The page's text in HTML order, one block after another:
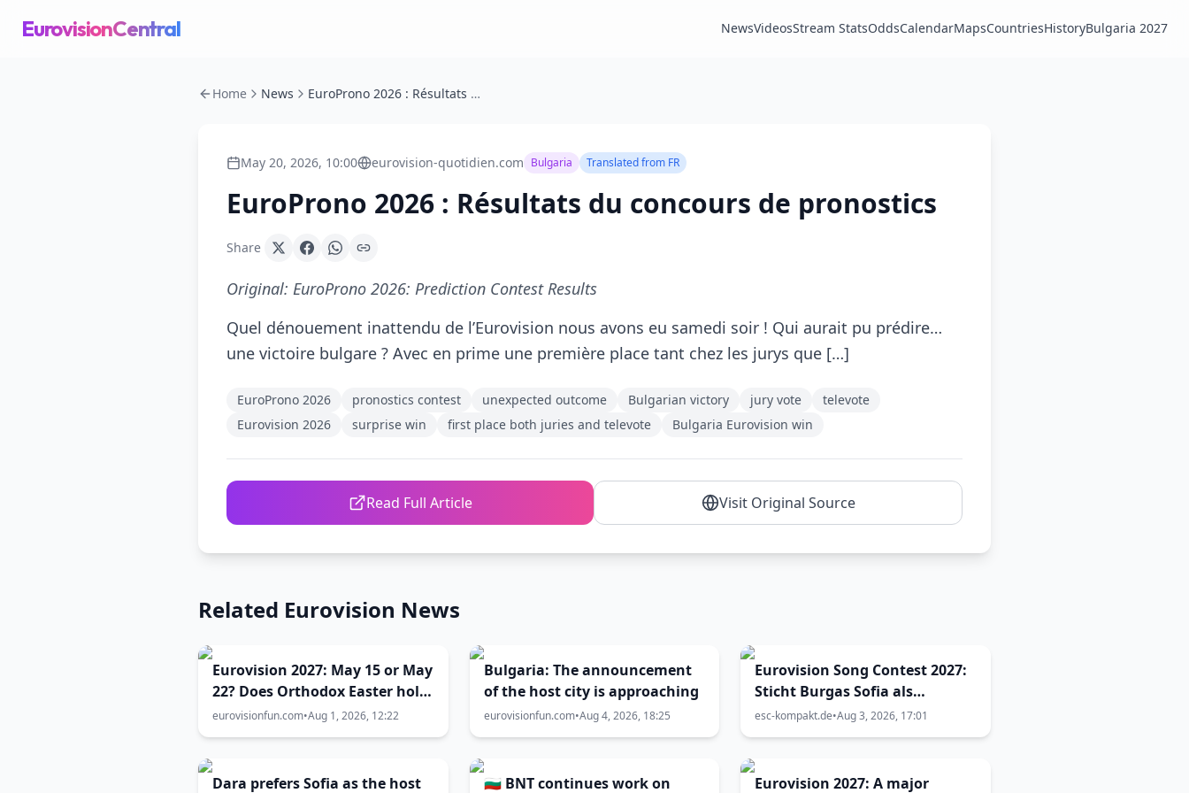
EurovisionCentral NewsVideosStream StatsOddsCalendarMapsCountriesHistoryBulgaria 2027
Home News EuroProno 2026 : Résultats du concours de pronostics
May 20, 2026, 10:00 eurovision-quotidien.com Bulgaria Translated from FR
EuroProno 2026 : Résultats du concours de pronostics
Share
Original: EuroProno 2026: Prediction Contest Results
Quel dénouement inattendu de l’Eurovision nous avons eu samedi soir ! Qui aurait pu prédire…
une victoire bulgare ? Avec en prime une première place tant chez les jurys que […]
EuroProno 2026 pronostics contest unexpected outcome Bulgarian victory jury vote
televote
Eurovision 2026
surprise win first place both juries and televote Bulgaria Eurovision win
Read Full Article Visit Original Source
Related Eurovision News
Eurovision 2027: May 15 or May
22? Does Orthodox Easter hold
the key to the contest date?
eurovisionfun.com•Aug 1, 2026, 12:22
Bulgaria: The announcement
of the host city is approaching
eurovisionfun.com•Aug 4, 2026, 18:25
Eurovision Song Contest 2027:
Sticht Burgas Sofia als
Austragungsort aus? Die
Chancen sind größer als
esc-kompakt.de•Aug 3, 2026, 17:01
Dara prefers Sofia as the host 🇧🇬 BNT continues work on Eurovision 2027: A major